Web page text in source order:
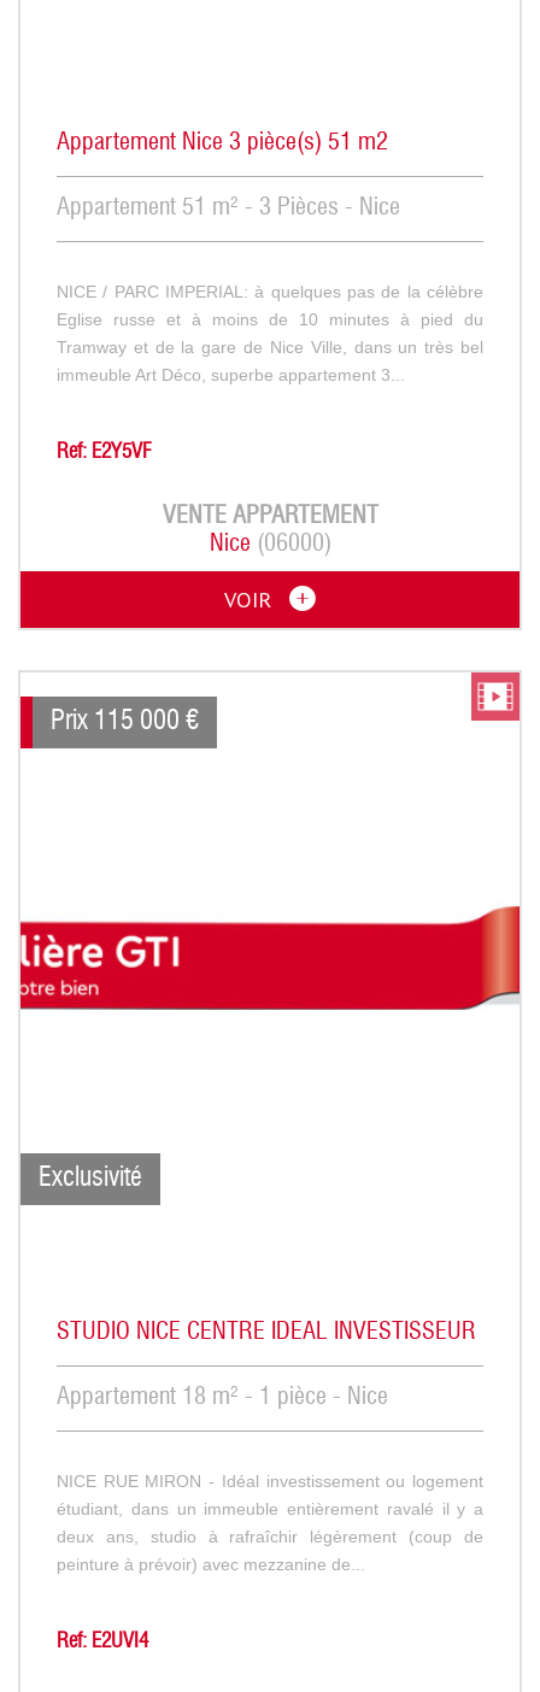
Appartement Nice 3 pièce(s) 51 m2
Appartement 51 m² - 3 Pièces - Nice
NICE / PARC IMPERIAL: à quelques pas de la célèbre
Eglise russe et à moins de 10 minutes à pied du
Tramway et de la gare de Nice Ville, dans un très bel
immeuble Art Déco, superbe appartement 3...
Ref: E2Y5VF
VENTE APPARTEMENT
Nice (06000)
VOIR
Exclusivité
Prix 115 000 €
STUDIO NICE CENTRE IDEAL INVESTISSEUR
Appartement 18 m² - 1 pièce - Nice
NICE RUE MIRON - Idéal investissement ou logement
étudiant, dans un immeuble entièrement ravalé il y a
deux ans, studio à rafraîchir légèrement (coup de
peinture à prévoir) avec mezzanine de...
Ref: E2UVI4